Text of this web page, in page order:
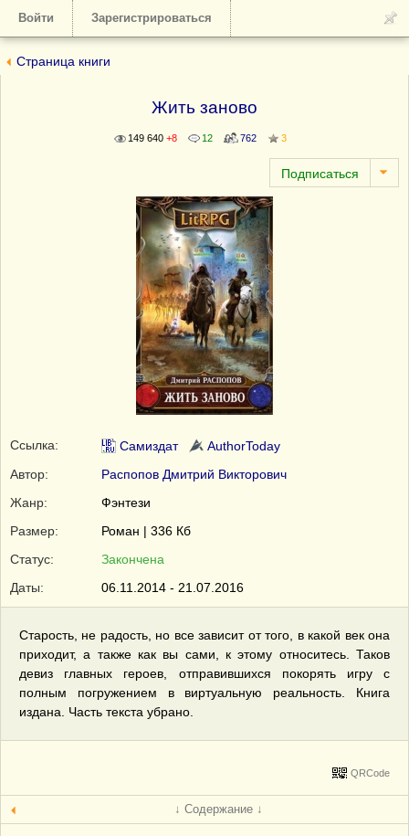
Войти Зарегистрироваться
Страница книги
Жить заново
149 640 +8 12 762 3
Ссылка: Самиздат
AuthorToday
Автор:
Распопов Дмитрий Викторович
Жанр:
Фэнтези
Размер:
Роман | 336 Кб
Статус:
Закончена
Даты:
06.11.2014 - 21.07.2016
Старость, не радость, но все зависит от того, в какой век она
приходит, а также как вы сами, к этому относитесь. Таков
девиз главных героев, отправившихся покорять игру с
полным погружением в виртуальную реальность. Книга
издана. Часть текста убрано.
QRCode
↓ Содержание ↓